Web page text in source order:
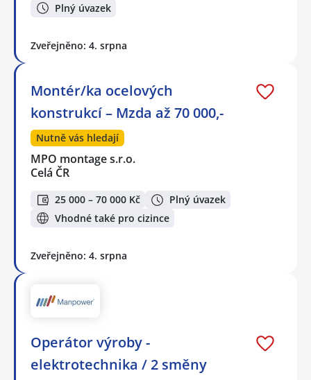
Plný úvazek
Zveřejněno: 4. srpna
Montér/ka ocelových
konstrukcí – Mzda až 70 000,-
Nutně vás hledají
MPO montage s.r.o.
Celá ČR
25 000 – 70 000 Kč
Plný úvazek
Vhodné také pro cizince
Zveřejněno: 4. srpna
Operátor výroby -
elektrotechnika / 2 směny